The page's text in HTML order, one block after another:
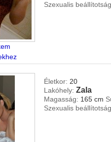
Szexualis
Életkor: 20
Lakóhely: Zala
Magasság: 165 cm
Szexualis